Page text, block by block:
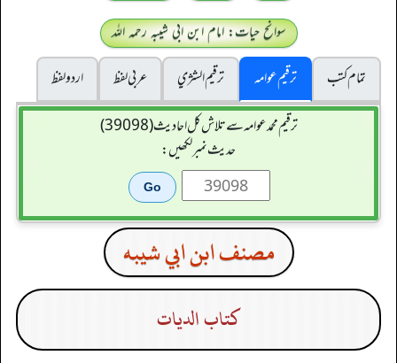
سوانح حیات: امام ابن ابی شیبہ رحمہ اللہ
تمام کتب
ترقیم عوامہ ترقيم الشژي عربی لفظ
اردو لفظ
ترقیم محمدعوامہ سے تلاش کل احادیث (39098)
حدیث نمبر لکھیں:
مصنف ابن ابي شيبه
كتاب الديات